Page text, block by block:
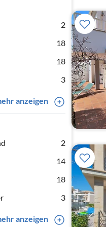
2
18
18
3
anzeigen
2
14
18
3
anzeigen